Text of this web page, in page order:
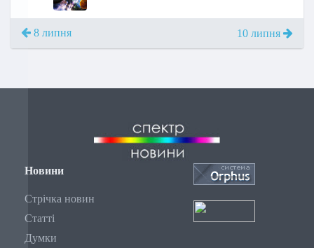
8 липня 10 липня
Новини
Стрічка новин
Статті
Думки